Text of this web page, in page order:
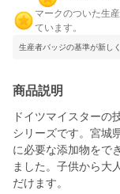
マークのついた生
ています。
生産者バッジの基準が新し
商品説明
ドイツマイスターの
シリーズです。宮城
に必要な添加物をで
ました。子供から大
だけます。